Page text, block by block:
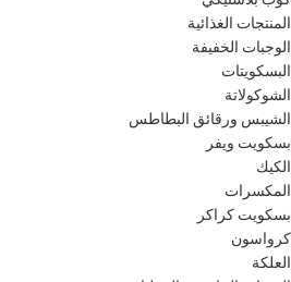
المنتجات الغذائية
الوجبات الخفيفة
البسكويتات
الشوكولاتة
الشيبس ورقائق البطاطس
بسكويت ويفر
الكيك
المكسرات
بسكويت كراكر
كرواسون
العلكة